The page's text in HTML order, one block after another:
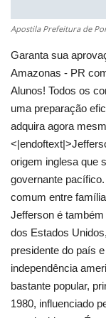
Apostila Prefeitura de
Garanta sua
Amazonas - PR
Alunos! Todos os
uma preparação
adquira agora
origem inglesa que
governante
comum entre
Jefferson é
dos Estados
presidente do país
independência
bastante popular,
1980, influenciado